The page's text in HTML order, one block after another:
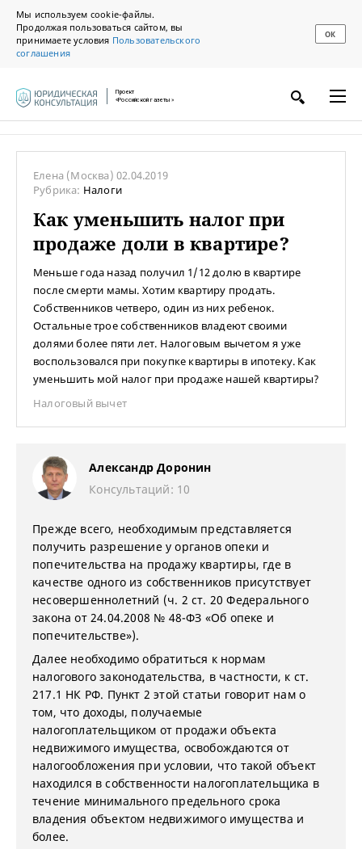
Мы используем cookie-файлы.
Продолжая пользоваться сайтом, вы
принимаете условия Пользовательского
соглашения
ОК
Проект
«Российской газеты»
Елена (Москва) 02.04.2019
Рубрика: Налоги
Как уменьшить налог при
продаже доли в квартире?
Меньше года назад получил 1/12 долю в квартире
после смерти мамы. Хотим квартиру продать.
Собственников четверо, один из них ребенок.
Остальные трое собственников владеют своими
долями более пяти лет. Налоговым вычетом я уже
воспользовался при покупке квартиры в ипотеку. Как
уменьшить мой налог при продаже нашей квартиры?
Налоговый вычет
Александр Доронин
Консультаций: 10
Прежде всего, необходимым представляется
получить разрешение у органов опеки и
попечительства на продажу квартиры, где в
качестве одного из собственников присутствует
несовершеннолетний (ч. 2 ст. 20 Федерального
закона от 24.04.2008 № 48-ФЗ «Об опеке и
попечительстве»).
Далее необходимо обратиться к нормам
налогового законодательства, в частности, к ст.
217.1 НК РФ. Пункт 2 этой статьи говорит нам о
том, что доходы, получаемые
налогоплательщиком от продажи объекта
недвижимого имущества, освобождаются от
налогообложения при условии, что такой объект
находился в собственности налогоплательщика в
течение минимального предельного срока
владения объектом недвижимого имущества и
более.